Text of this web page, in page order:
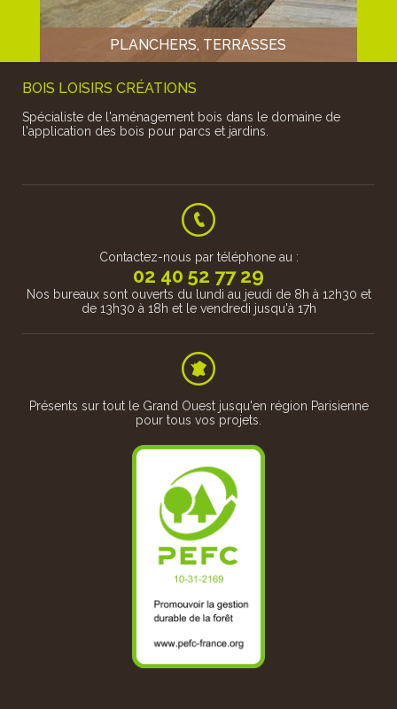
PLANCHERS, TERRASSES
En pin traité classe 4 ou en feuillu de pays (chêne, robinier ou
BOIS LOISIRS CRÉATIONS
Spécialiste de l'aménagement bois dans le domaine de
l'application des bois pour parcs et jardins.
Contactez-nous par téléphone au :
02 40 52 77 29
Nos bureaux sont ouverts du lundi au jeudi de 8h à 12h30 et
de 13h30 à 18h et le vendredi jusqu'à 17h
Présents sur tout le Grand Ouest jusqu'en région Parisienne
pour tous vos projets.